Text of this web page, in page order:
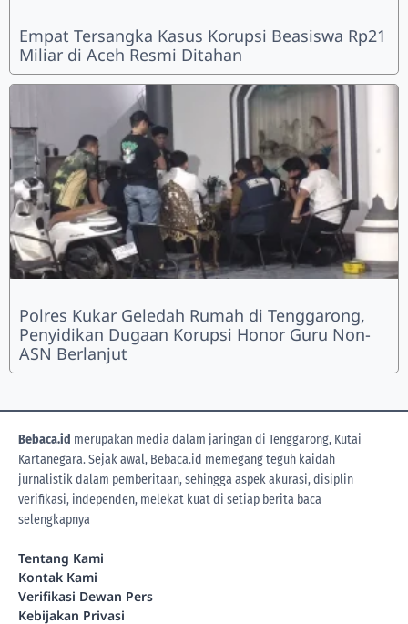
Empat Tersangka Kasus Korupsi Beasiswa Rp21
Miliar di Aceh Resmi Ditahan
Polres Kukar Geledah Rumah di Tenggarong,
Penyidikan Dugaan Korupsi Honor Guru Non-
ASN Berlanjut
Bebaca.id merupakan media dalam jaringan di Tenggarong, Kutai
Kartanegara. Sejak awal, Bebaca.id memegang teguh kaidah
jurnalistik dalam pemberitaan, sehingga aspek akurasi, disiplin
verifikasi, independen, melekat kuat di setiap berita baca
selengkapnya
Tentang Kami
Kontak Kami
Verifikasi Dewan Pers
Kebijakan Privasi